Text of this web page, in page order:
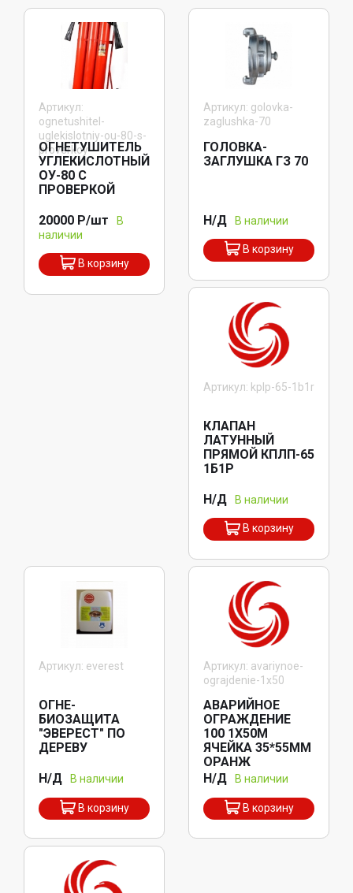
Артикул:
ognetushitel-
uglekislotniy-ou-80-s-
proverkoy
ОГНЕТУШИТЕЛЬ
УГЛЕКИСЛОТНЫЙ
ОУ-80 С
ПРОВЕРКОЙ
20000 Р/шт
В
наличии
В корзину
Артикул: golovka-
zaglushka-70
ГОЛОВКА-
ЗАГЛУШКА ГЗ 70
Н/Д В наличии
В корзину
Артикул: kplp-65-1b1r
КЛАПАН
ЛАТУННЫЙ
ПРЯМОЙ КПЛП-65
1Б1Р
Н/Д В наличии
В корзину
Артикул: everest
ОГНЕ-
БИОЗАЩИТА
"ЭВЕРЕСТ" ПО
ДЕРЕВУ
Н/Д В наличии
В корзину
Артикул: avariynoe-
ograjdenie-1x50
АВАРИЙНОЕ
ОГРАЖДЕНИЕ
100 1Х50М
ЯЧЕЙКА 35*55ММ
ОРАНЖ
Н/Д
В наличии
В корзину